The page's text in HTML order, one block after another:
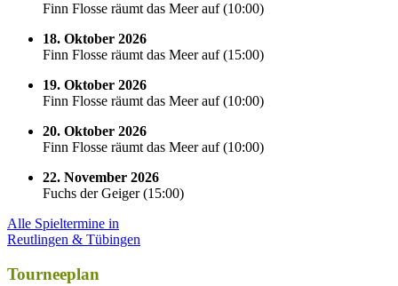
Finn Flosse räumt das Meer auf(10:00)
18. Oktober 2026
Finn Flosse räumt das Meer auf(15:00)
19. Oktober 2026
Finn Flosse räumt das Meer auf(10:00)
20. Oktober 2026
Finn Flosse räumt das Meer auf(10:00)
22. November 2026
Fuchs der Geiger(15:00)
Alle Spieltermine in
Reutlingen & Tübingen
Tourneeplan